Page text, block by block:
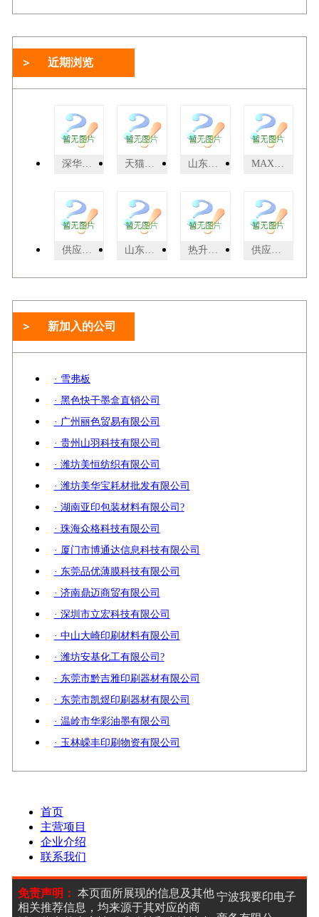
近期浏览
深华压痕线(crocs)0.5*1.5 天猫入驻申请如何查询审核进度？ 山东预涂膜厂家|山东预涂膜价格|预涂膜生产 MAX标示打码机 LM-380EZ线号印字机 小蔡13434795353
新加入的公司
· 雪弗板
· 黑色快干墨盒直销公司
· 广州丽色贸易有限公司
· 贵州山羽科技有限公司
· 潍坊美恒纺织有限公司
· 潍坊美华宝耗材批发有限公司
· 湖南亚印包装材料有限公司?
· 珠海众格科技有限公司
· 厦门市博通达信息科技有限公司
· 东莞品优薄膜科技有限公司
· 济南鼎迈商贸有限公司
· 深圳市立宏科技有限公司
· 中山大崎印刷材料有限公司
· 潍坊安基化工有限公司?
· 东莞市黔吉雅印刷器材有限公司
· 东莞市凯煜印刷器材有限公司
· 温岭市华彩油墨有限公司
· 玉林嵘丰印刷物资有限公司
首页
主营项目
企业介绍
联系我们
免责声明： 本页面所展现的信息及其他
相关推荐信息，均来源于其对应的商
宁波我要印电子